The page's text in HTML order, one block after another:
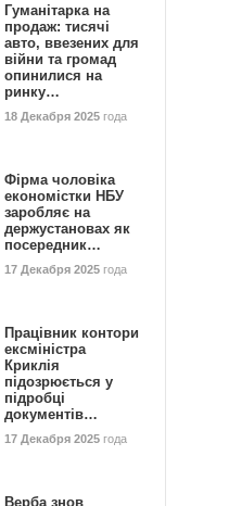
Гуманітарка на
продаж: тисячі
авто, ввезених для
війни та громад
опинилися на
ринку…
18 Декабря 2025 года
Фірма чоловіка
економістки НБУ
заробляє на
держустановах як
посередник…
17 Декабря 2025 года
Працівник контори
ексміністра
Криклія
підозрюється у
підробці
документів…
17 Декабря 2025 года
Верба знов